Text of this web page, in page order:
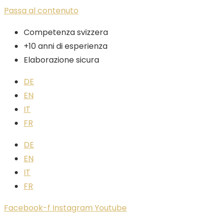
Passa al contenuto
Competenza svizzera
+10 anni di esperienza
Elaborazione sicura
DE
EN
IT
FR
DE
EN
IT
FR
Facebook-f Instagram Youtube